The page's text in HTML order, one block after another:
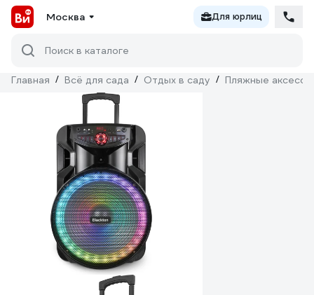
Москва Для юрлиц
Поиск в каталоге
Главная / Всё для сада / Отдых в саду / Пляжные